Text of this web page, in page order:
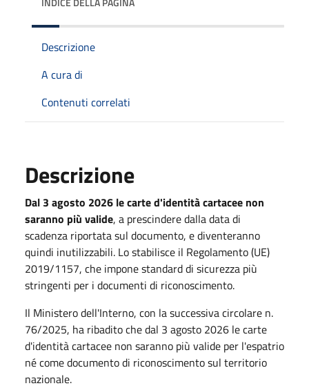
Descrizione
A cura di
Contenuti correlati
Descrizione
Dal 3 agosto 2026 le carte d'identità cartacee non
saranno più valide, a prescindere dalla data di
scadenza riportata sul documento, e diventeranno
quindi inutilizzabili. Lo stabilisce il Regolamento (UE)
2019/1157, che impone standard di sicurezza più
stringenti per i documenti di riconoscimento.
Il Ministero dell'Interno, con la successiva circolare n.
76/2025, ha ribadito che dal 3 agosto 2026 le carte
d'identità cartacee non saranno più valide per l'espatrio
né come documento di riconoscimento sul territorio
nazionale.